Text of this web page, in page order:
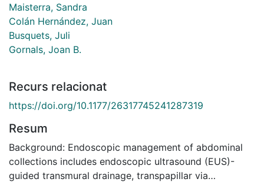
Maisterra, Sandra
Colán Hernández, Juan
Busquets, Juli
Gornals, Joan B.
Recurs relacionat
https://doi.org/10.1177/26317745241287319
Resum
Background: Endoscopic management of abdominal
collections includes endoscopic ultrasound (EUS)-
guided transmural drainage, transpapillar via